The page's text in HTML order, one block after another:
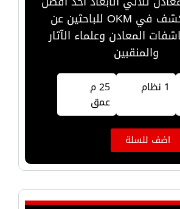
أدوات الكشف في OKM للباحثين عن
المعادن وعلماء الآثار
والمنقبين
1 نظام
25 م
عمق
اضف للسلة